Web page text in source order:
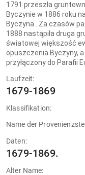
1791 przeszła
Byczynie w 1886 roku
Byczyna . Za czasów
1888 nastąpiła druga
światowej większość
opuszczenia Byczyny, a
przyłączony do Parafii
Laufzeit:
1679-1869
Klassifikation:
Name der
Daten:
1679-1869.
Alter Name: